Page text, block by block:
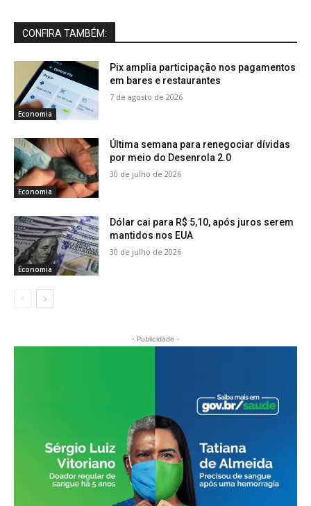
CONFIRA TAMBÉM:
Economia
Pix amplia participação nos pagamentos
em bares e restaurantes
7 de agosto de 2026
Economia
Última semana para renegociar dívidas
por meio do Desenrola 2.0
30 de julho de 2026
Economia
Dólar cai para R$ 5,10, após juros serem
mantidos nos EUA
30 de julho de 2026
- Publicidade -